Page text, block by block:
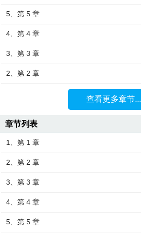
5、第 5 章
4、第 4 章
3、第 3 章
2、第 2 章
查看更多章节...
章节列表
1、第 1 章
2、第 2 章
3、第 3 章
4、第 4 章
5、第 5 章